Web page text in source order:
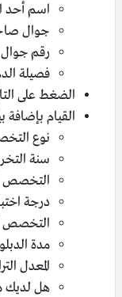
اسم أحد
جوال
رقم جوال
فصيلة
الضغط على
القيام بإضافة
نوع
سنة
التخصص
درجة
التخصص
مدة
المعدل
هل لديك